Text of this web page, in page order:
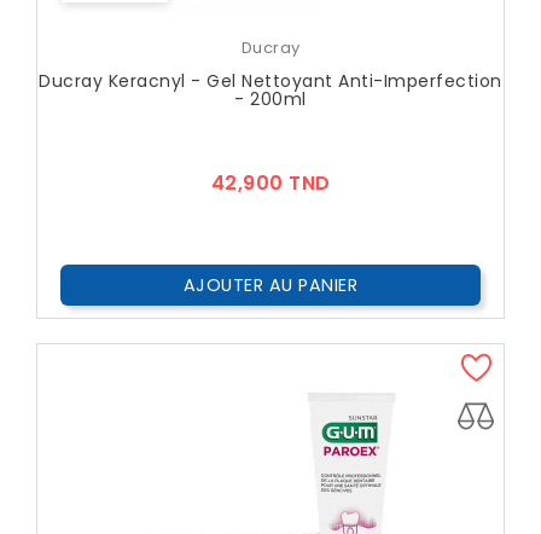
Ducray
Ducray Keracnyl - Gel Nettoyant Anti-Imperfection
- 200ml
42,900 TND
AJOUTER AU PANIER